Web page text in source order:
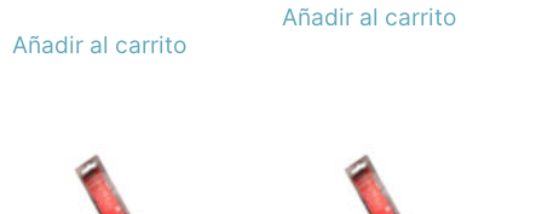
Añadir al carrito
Añadir al carrito